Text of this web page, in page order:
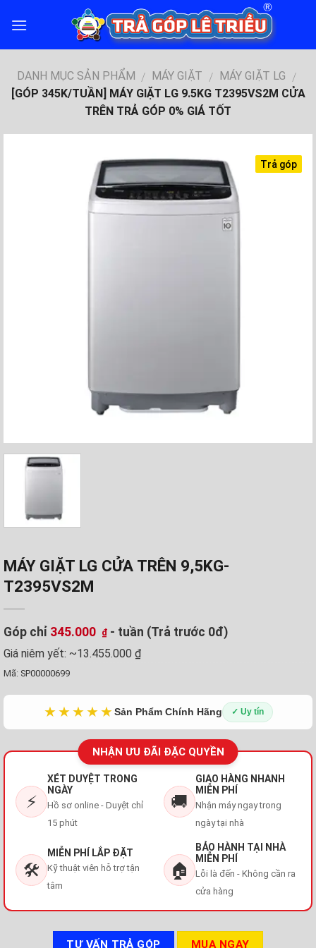
DANH MỤC SẢN PHẨM / MÁY GIẶT / MÁY GIẶT LG /
[GÓP 345K/TUẦN] MÁY GIẶT LG 9.5KG T2395VS2M CỬA
TRÊN TRẢ GÓP 0% GIÁ TỐT
Trả góp
MÁY GIẶT LG CỬA TRÊN 9,5KG-
T2395VS2M
Góp chỉ 345.000 ₫ - tuần (Trả trước 0đ)
Giá niêm yết: ~13.455.000 ₫
Mã: SP00000699
★★★★★Sản Phẩm Chính Hãng ✓ Uy tín
NHẬN ƯU ĐÃI ĐẶC QUYỀN
⚡
XÉT DUYỆT TRONG
NGÀY
Hồ sơ online - Duyệt chỉ
15 phút
🚚
GIAO HÀNG NHANH
MIỄN PHÍ
Nhận máy ngay trong
ngày tại nhà
🛠️
MIỄN PHÍ LẮP ĐẶT
Kỹ thuật viên hỗ trợ tận
tâm
🏠
BẢO HÀNH TẠI NHÀ
MIỄN PHÍ
Lỗi là đến - Không cần ra
cửa hàng
TƯ VẤN TRẢ GÓP MUA NGAY